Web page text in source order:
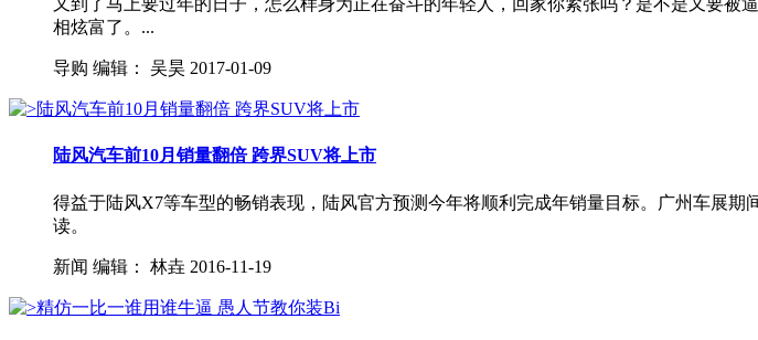
又到了马上要过年的日子，怎么样身为正在奋斗的年轻人，回家你紧张吗？是不是又要
相炫富了。...
导购 编辑： 吴昊 2017-01-09
陆风汽车前10月销量翻倍 跨界SUV将上市
得益于陆风X7等车型的畅销表现，陆风官方预测今年将顺利完成年销量目标。广州车展
读。
新闻 编辑： 林垚 2016-11-19